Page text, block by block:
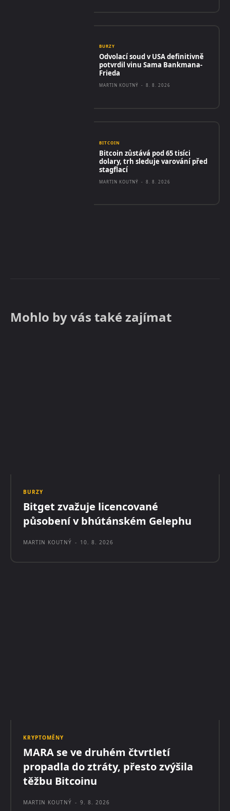
BURZY
Odvolací soud v USA definitivně
potvrdil vinu Sama Bankmana-
Frieda
MARTIN KOUTNÝ - 8. 8. 2026
BITCOIN
Bitcoin zůstává pod 65 tisíci
dolary, trh sleduje varování před
stagflací
MARTIN KOUTNÝ - 8. 8. 2026
Mohlo by vás také zajímat
BURZY
Bitget zvažuje licencované
působení v bhútánském Gelephu
MARTIN KOUTNÝ - 10. 8. 2026
KRYPTOMĚNY
MARA se ve druhém čtvrtletí
propadla do ztráty, přesto zvýšila
těžbu Bitcoinu
MARTIN KOUTNÝ - 9. 8. 2026